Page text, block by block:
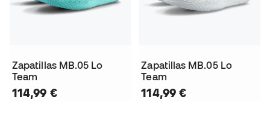
Zapatillas MB.05 Lo
Team
114,99 €
Zapatillas MB.05 Lo
Team
114,99 €